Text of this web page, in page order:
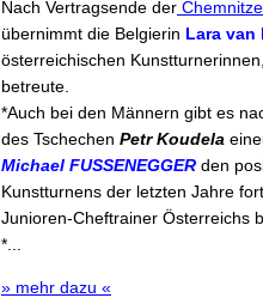
Nach Vertragsende der
übernimmt die Belgierin Lara van
österreichischen
betreute.
*Auch bei den Männern gibt es
des Tschechen Petr Koudela
Michael FUSSENEGGER den
Kunstturnens der letzten Jahre
Junioren-Cheftrainer Österreichs
*...
» mehr dazu «